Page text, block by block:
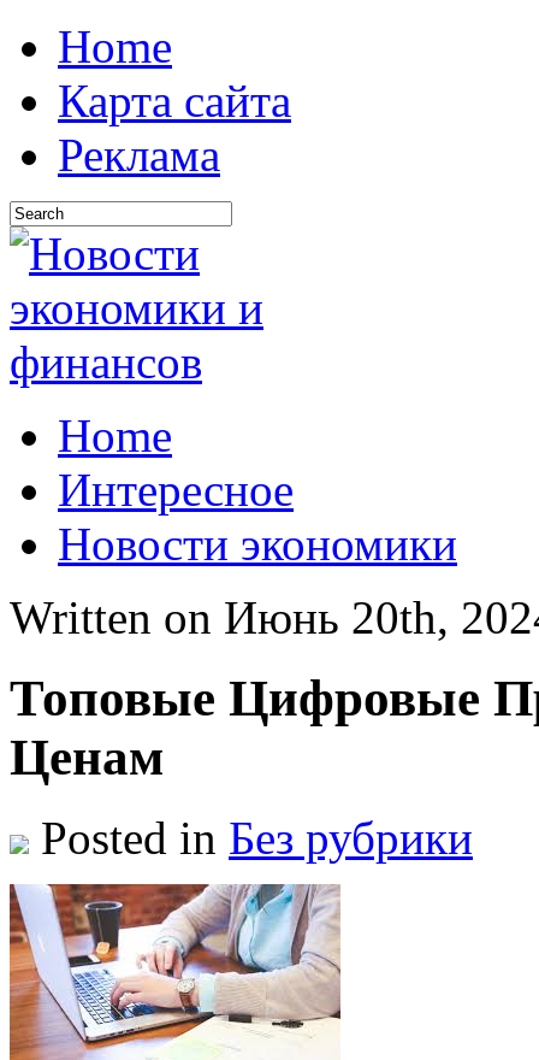
Home
Карта сайта
Реклама
Home
Интересное
Новости экономики
Written on Июнь 20th,
Топовые Цифровые
Ценам
Posted in Без рубрики